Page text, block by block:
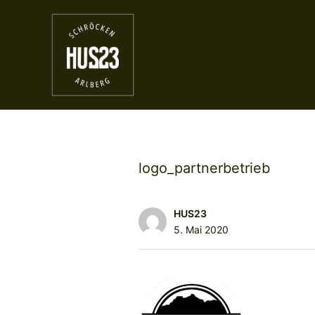
logo_partnerbetrieb
HUS23
5. Mai 2020